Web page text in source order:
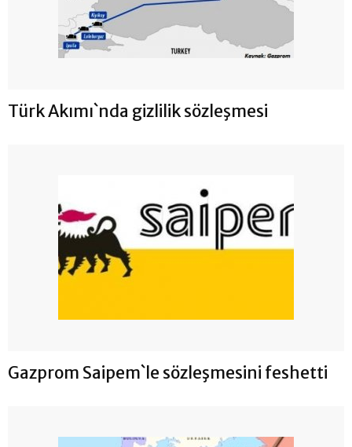
Türk Akımı`nda gizlilik sözleşmesi
Gazprom Saipem`le sözleşmesini feshetti